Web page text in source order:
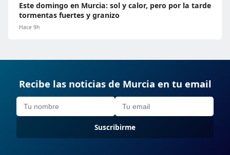
Este domingo en Murcia: sol y calor, pero por la tarde
tormentas fuertes y granizo
Hace 9h
Recibe las noticias de Murcia en tu email
Suscribirme